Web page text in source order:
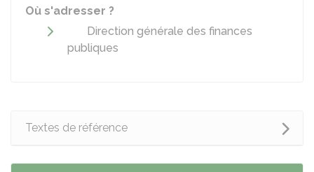
Où s'adresser ?
Direction générale des finances
publiques
Textes de référence